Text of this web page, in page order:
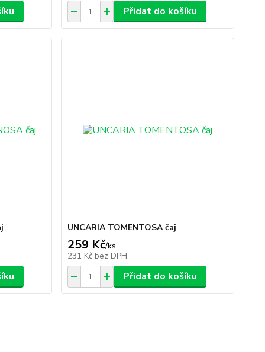
Přidat do košíku
UNCARIA TOMENTOSA čaj
259 Kč/ks
231 Kč bez DPH
Přidat do košíku